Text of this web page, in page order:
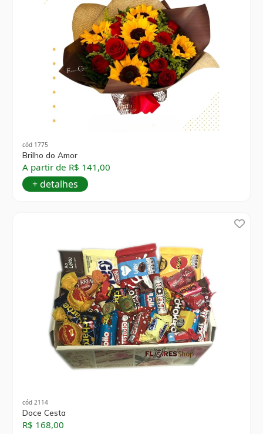
cód 1775
Brilho do Amor
A partir de R$ 141,00
+ detalhes
cód 2114
Doce Cesta
R$ 168,00